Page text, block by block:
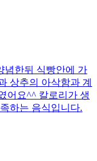
념한뒤 식빵안에 가
상추의 아삭함과 계
어요^^ 칼로리가 생
하는 음식입니다.